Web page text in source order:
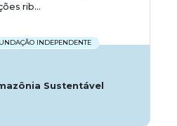
rib...
INDEPENDENTE
Sustentável